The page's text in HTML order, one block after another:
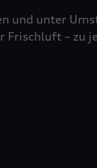
und unter
Frischluft – zu